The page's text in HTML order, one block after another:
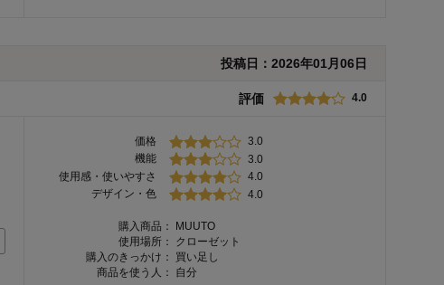
投稿日： 2026年01月06日
評価 4.0
価格
3.0
機能
3.0
使用感・使いやすさ
4.0
デザイン・色
4.0
購入商品：
MUUTO
使用場所：
クローゼット
購入のきっかけ：
買い足し
商品を使う人：
自分